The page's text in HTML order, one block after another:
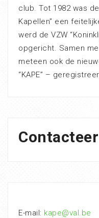
club. Tot 1982 was
Kapellen” een
werd de VZW
opgericht. Samen
meteen ook de
“KAPE” –
E-mail: kape@val.be